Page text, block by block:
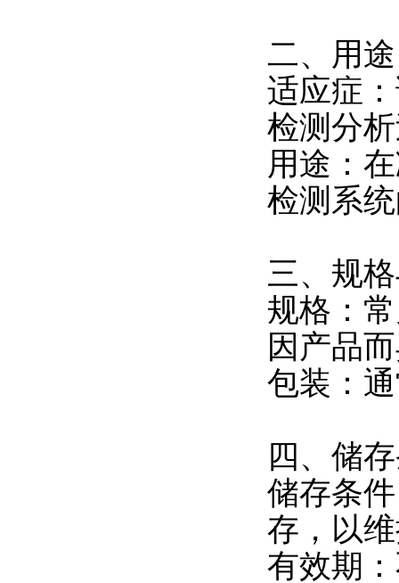
二、用途
适应症
检测分
用途：
检测系
三、规
规格：
因产品
包装：
四、储
储存条
存，以
有效期